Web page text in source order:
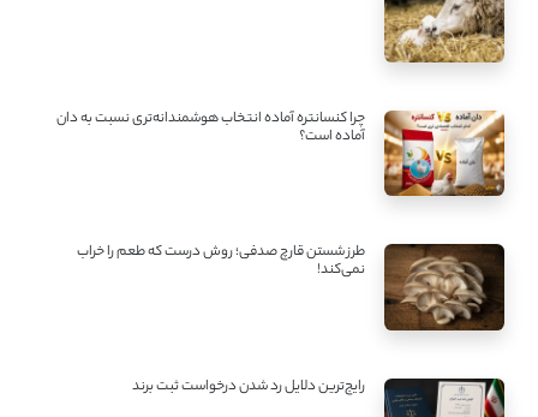
چرا کنسانتره آماده انتخاب هوشمندانه‌تری نسبت به دان
آماده است؟
طرز شستن قارچ صدفی؛ روش درست که طعم را خراب
نمی‌کند!
رایج‌ترین دلایل رد شدن درخواست ثبت برند